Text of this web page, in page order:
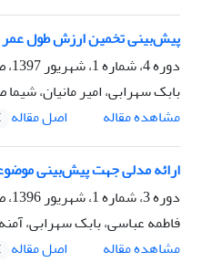
پیش‌بینی تخمین ارزش طول
دوره 4، شماره 1، شهریور 1397، صفحه
بابک سهرابی، امیر مانیان، شیما
مشاهده مقاله
اصل مقاله
ارائه مدلی جهت پیش‌بینی
دوره 3، شماره 1، شهریور 1396، صفحه
فاطمه عباسی، بابک سهرابی،
مشاهده مقاله
اصل مقاله